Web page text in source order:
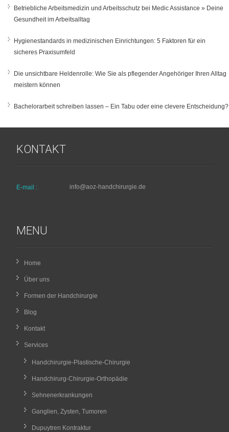
Betriebliche Arbeitsmedizin und Arbeitsschutz bei Medic Assistance » Deine
Gesundheit im Arbeitsalltag
Hygienestandards in medizinischen Einrichtungen: 5 Faktoren für ein
sicheres Praxisumfeld
Die unsichtbare Heldenrolle: Wie Sie als pflegender Angehöriger Ihren Alltag
meistern können
Bachelorarbeit schreiben lassen – Ein Tabu oder eine clevere Entscheidung?
KONTAKT
E-mail : info@aoz-handchirurgie.de
MENU
Home
Über uns
Formen der Handchirurgie
Blog
Kontakt
Services
Handchirurgie-Plastische-Chirurgie
Handchirurg-Chirurgie-Orthopädie
Sehnenerkrankungen
Ganglien, Zysten, Tumoren
Dupuytren Kontraktur